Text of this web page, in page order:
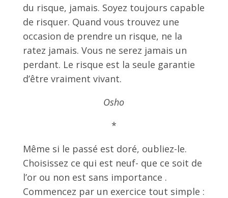
du risque, jamais. Soyez toujours capable
de risquer. Quand vous trouvez une
occasion de prendre un risque, ne la
ratez jamais. Vous ne serez jamais un
perdant. Le risque est la seule garantie
d’être vraiment vivant.
Osho
*
Même si le passé est doré, oubliez-le.
Choisissez ce qui est neuf- que ce soit de
l’or ou non est sans importance .
Commencez par un exercice tout simple :